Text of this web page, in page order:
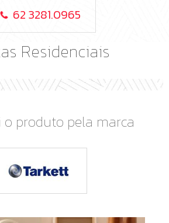
62 3281.0965
Residenciais
o produto pela marca